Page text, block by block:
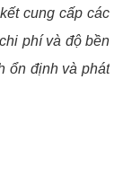
cung cấp các
phí và độ bền
ổn định và phát